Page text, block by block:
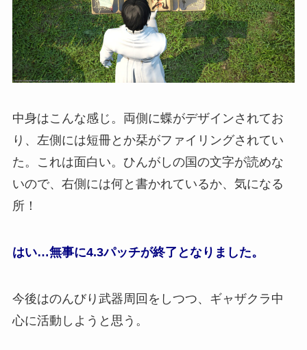
中身はこんな感じ。両側に蝶がデザインされてお
り、左側には短冊とか栞がファイリングされてい
た。これは面白い。ひんがしの国の文字が読めな
いので、右側には何と書かれているか、気になる
所！
はい…無事に4.3パッチが終了となりました。
今後はのんびり武器周回をしつつ、ギャザクラ中
心に活動しようと思う。